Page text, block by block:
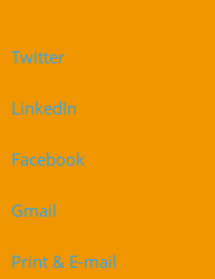
Twitter
LinkedIn
Facebook
Gmail
Print & E-mail